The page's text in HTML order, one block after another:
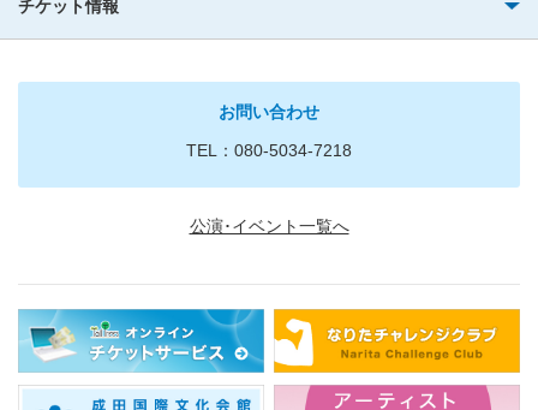
チケット情報
お問い合わせ
TEL：080-5034-7218
公演･イベント一覧へ